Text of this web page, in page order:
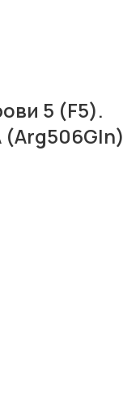
5 (F5).
(Arg506Gln)